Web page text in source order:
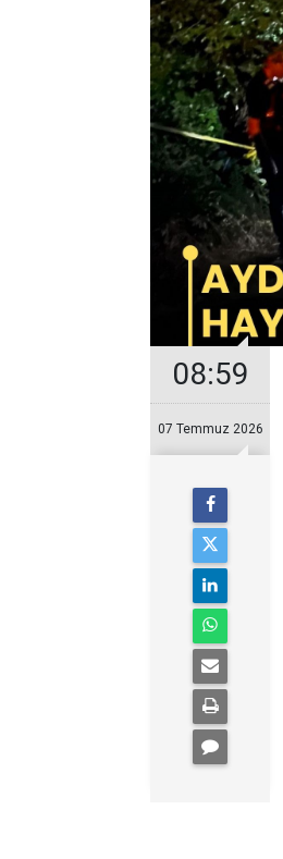
08:59
07 Temmuz 2026